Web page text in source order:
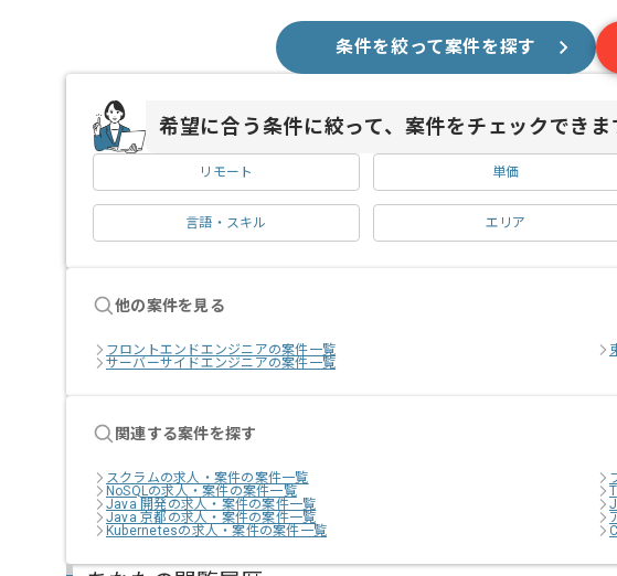
条件を絞って案件を探す
希望に合う条件に絞って、案件をチェックできま
リモート 単価
言語・スキル エリア
他の案件を見る
フロントエンドエンジニアの案件一覧
サーバーサイドエンジニアの案件一覧
関連する案件を探す
スクラムの求人・案件の案件一覧
NoSQLの求人・案件の案件一覧
Java 開発の求人・案件の案件一覧
Java 京都の求人・案件の案件一覧
Kubernetesの求人・案件の案件一覧